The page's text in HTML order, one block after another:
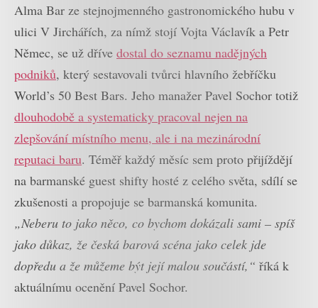
Alma Bar ze stejnojmenného gastronomického hubu v
ulici V Jirchářích, za nímž stojí Vojta Václavík a Petr
Němec, se už dříve dostal do seznamu nadějných
podniků, který sestavovali tvůrci hlavního žebříčku
World’s 50 Best Bars. Jeho manažer Pavel Sochor totiž
dlouhodobě a systematicky pracoval nejen na
zlepšování místního menu, ale i na mezinárodní
reputaci baru. Téměř každý měsíc sem proto přijíždějí
na barmanské guest shifty hosté z celého světa, sdílí se
zkušenosti a propojuje se barmanská komunita.
„Neberu to jako něco, co bychom dokázali sami – spíš
jako důkaz, že česká barová scéna jako celek jde
dopředu a že můžeme být její malou součástí,“ říká k
aktuálnímu ocenění Pavel Sochor.